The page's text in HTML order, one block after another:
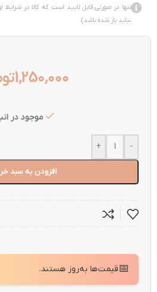
تنها در صورتی قابل تایید است که کالا در شرایط
نباید باز شده باشد).
1,250,000
موجود در
-
+
افزودن به سبد
📅قیمت‌ها به‌روز هستند.